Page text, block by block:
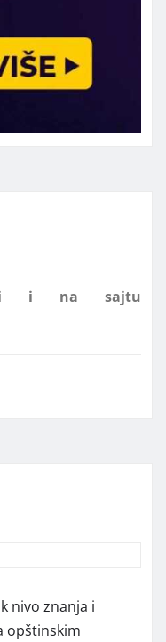
i na sajtu
nivo znanja i
opštinskim